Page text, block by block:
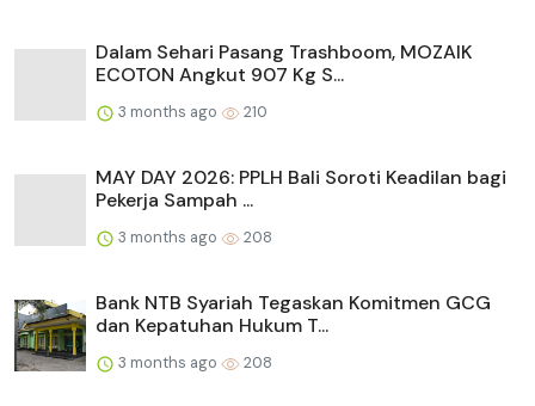
Dalam Sehari Pasang Trashboom, MOZAIK
ECOTON Angkut 907 Kg S...
3 months ago 210
MAY DAY 2026: PPLH Bali Soroti Keadilan bagi
Pekerja Sampah ...
3 months ago 208
Bank NTB Syariah Tegaskan Komitmen GCG
dan Kepatuhan Hukum T...
3 months ago 208